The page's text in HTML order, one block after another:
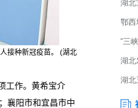
接种新冠疫苗。 (湖北
工作。黄希宝介
襄阳市和宜昌市中